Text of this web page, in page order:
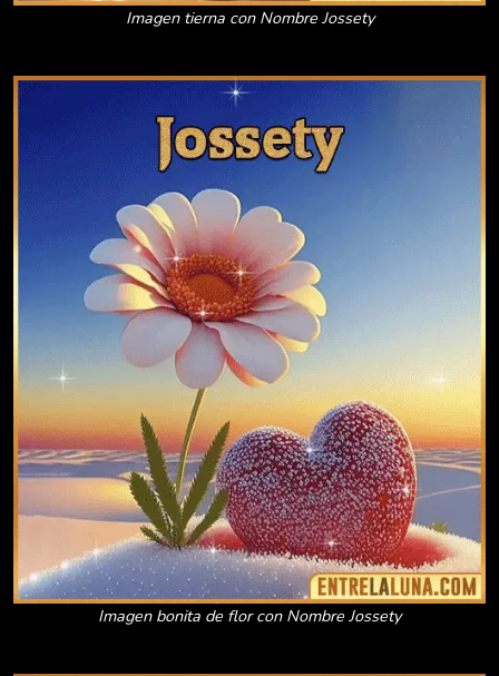
Imagen tierna con Nombre Jossety
Imagen bonita de flor con Nombre Jossety